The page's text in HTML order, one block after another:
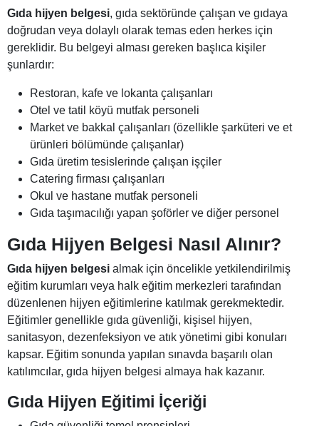
Gıda hijyen belgesi, gıda sektöründe çalışan ve gıdaya
doğrudan veya dolaylı olarak temas eden herkes için
gereklidir. Bu belgeyi alması gereken başlıca kişiler
şunlardır:
Restoran, kafe ve lokanta çalışanları
Otel ve tatil köyü mutfak personeli
Market ve bakkal çalışanları (özellikle şarküteri ve et
ürünleri bölümünde çalışanlar)
Gıda üretim tesislerinde çalışan işçiler
Catering firması çalışanları
Okul ve hastane mutfak personeli
Gıda taşımacılığı yapan şoförler ve diğer personel
Gıda Hijyen Belgesi Nasıl Alınır?
Gıda hijyen belgesi almak için öncelikle yetkilendirilmiş
eğitim kurumları veya halk eğitim merkezleri tarafından
düzenlenen hijyen eğitimlerine katılmak gerekmektedir.
Eğitimler genellikle gıda güvenliği, kişisel hijyen,
sanitasyon, dezenfeksiyon ve atık yönetimi gibi konuları
kapsar. Eğitim sonunda yapılan sınavda başarılı olan
katılımcılar, gıda hijyen belgesi almaya hak kazanır.
Gıda Hijyen Eğitimi İçeriği